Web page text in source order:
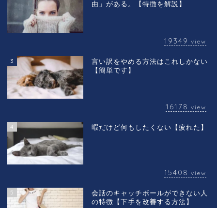
由」がある。【特徴を解説】
19349 view
3
言い訳をやめる方法はこれしかない
【簡単です】
16178 view
4 暇だけど何もしたくない【疲れた】
15408 view
5
会話のキャッチボールができない人
の特徴【下手を改善する方法】